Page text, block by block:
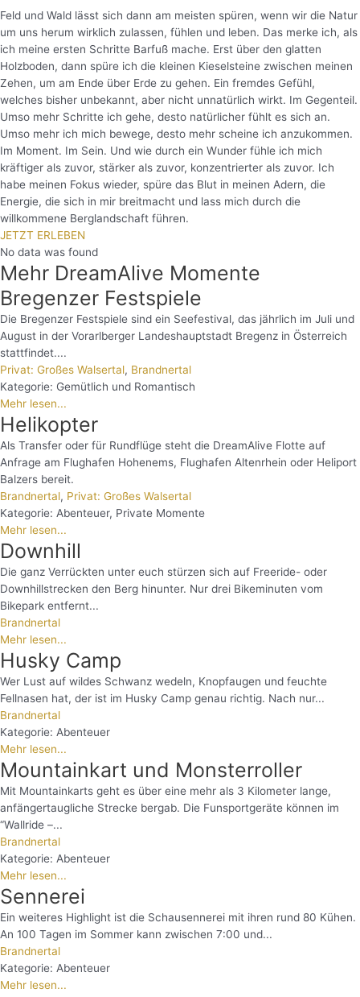
Feld und Wald lässt sich dann am meisten spüren, wenn wir die Natur
um uns herum wirklich zulassen, fühlen und leben. Das merke ich, als
ich meine ersten Schritte Barfuß mache. Erst über den glatten
Holzboden, dann spüre ich die kleinen Kieselsteine zwischen meinen
Zehen, um am Ende über Erde zu gehen. Ein fremdes Gefühl,
welches bisher unbekannt, aber nicht unnatürlich wirkt. Im Gegenteil.
Umso mehr Schritte ich gehe, desto natürlicher fühlt es sich an.
Umso mehr ich mich bewege, desto mehr scheine ich anzukommen.
Im Moment. Im Sein. Und wie durch ein Wunder fühle ich mich
kräftiger als zuvor, stärker als zuvor, konzentrierter als zuvor. Ich
habe meinen Fokus wieder, spüre das Blut in meinen Adern, die
Energie, die sich in mir breitmacht und lass mich durch die
willkommene Berglandschaft führen.
JETZT ERLEBEN
No data was found
Mehr DreamAlive Momente
Bregenzer Festspiele
Die Bregenzer Festspiele sind ein Seefestival, das jährlich im Juli und
August in der Vorarlberger Landeshauptstadt Bregenz in Österreich
stattfindet....
Privat: Großes Walsertal, Brandnertal
Kategorie: Gemütlich und Romantisch
Mehr lesen...
Helikopter
Als Transfer oder für Rundflüge steht die DreamAlive Flotte auf
Anfrage am Flughafen Hohenems, Flughafen Altenrhein oder Heliport
Balzers bereit.
Brandnertal, Privat: Großes Walsertal
Kategorie: Abenteuer, Private Momente
Mehr lesen...
Downhill
Die ganz Verrückten unter euch stürzen sich auf Freeride- oder
Downhillstrecken den Berg hinunter. Nur drei Bikeminuten vom
Bikepark entfernt...
Brandnertal
Mehr lesen...
Husky Camp
Wer Lust auf wildes Schwanz wedeln, Knopfaugen und feuchte
Fellnasen hat, der ist im Husky Camp genau richtig. Nach nur...
Brandnertal
Kategorie: Abenteuer
Mehr lesen...
Mountainkart und Monsterroller
Mit Mountainkarts geht es über eine mehr als 3 Kilometer lange,
anfängertaugliche Strecke bergab. Die Funsportgeräte können im
“Wallride –...
Brandnertal
Kategorie: Abenteuer
Mehr lesen...
Sennerei
Ein weiteres Highlight ist die Schausennerei mit ihren rund 80 Kühen.
An 100 Tagen im Sommer kann zwischen 7:00 und...
Brandnertal
Kategorie: Abenteuer
Mehr lesen...